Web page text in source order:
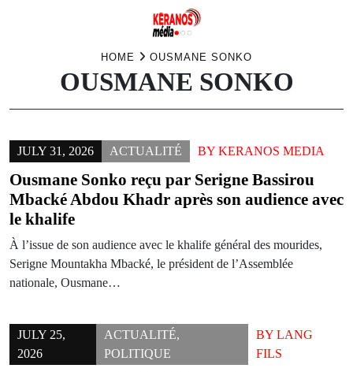
HOME OUSMANE SONKO
OUSMANE SONKO
JULY 31, 2026 ACTUALITÉ BY KERANOS MEDIA
Ousmane Sonko reçu par Serigne Bassirou
Mbacké Abdou Khadr après son audience avec
le khalife
À l’issue de son audience avec le khalife général des mourides,
Serigne Mountakha Mbacké, le président de l’Assemblée
nationale, Ousmane…
JULY 25,
2026
ACTUALITÉ,
POLITIQUE
BY LANG
FILS